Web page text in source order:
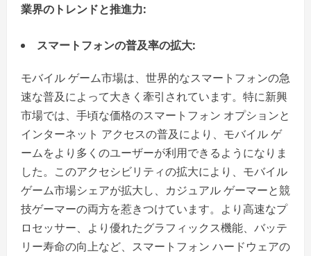
業界のトレンドと推進力:
スマートフォンの普及率の拡大:
モバイル ゲーム市場は、世界的なスマートフォンの急
速な普及によって大きく牽引されています。特に新興
市場では、手頃な価格のスマートフォン オプションと
インターネット アクセスの普及により、モバイル ゲ
ームをより多くのユーザーが利用できるようになりま
した。このアクセシビリティの拡大により、モバイル
ゲーム市場シェアが拡大し、カジュアル ゲーマーと競
技ゲーマーの両方を惹きつけています。より高速なプ
ロセッサー、より優れたグラフィックス機能、バッテ
リー寿命の向上など、スマートフォン ハードウェアの